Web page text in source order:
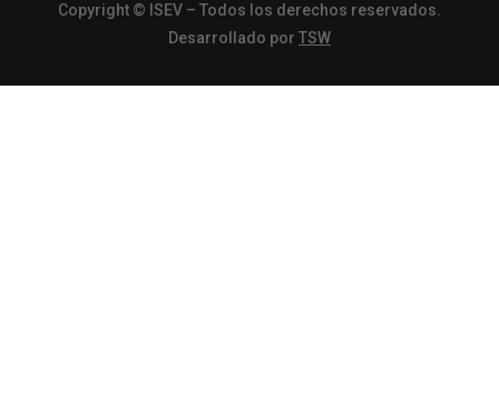
Copyright © ISEV – Todos los derechos reservados.
Desarrollado por TSW